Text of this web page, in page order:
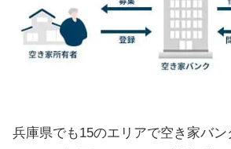
兵庫県でも15のエリアで空き家バ